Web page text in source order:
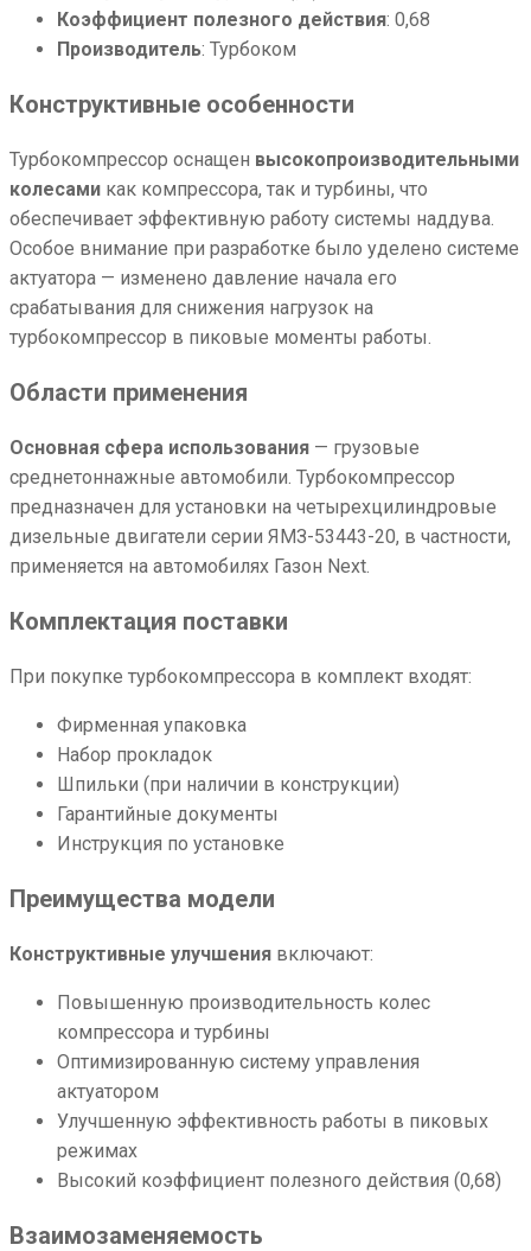
Коэффициент полезного действия: 0,68
Производитель: Турбоком
Конструктивные особенности
Турбокомпрессор оснащен высокопроизводительными
колесами как компрессора, так и турбины, что
обеспечивает эффективную работу системы наддува.
Особое внимание при разработке было уделено системе
актуатора — изменено давление начала его
срабатывания для снижения нагрузок на
турбокомпрессор в пиковые моменты работы.
Области применения
Основная сфера использования — грузовые
среднетоннажные автомобили. Турбокомпрессор
предназначен для установки на четырехцилиндровые
дизельные двигатели серии ЯМЗ-53443-20, в частности,
применяется на автомобилях Газон Next.
Комплектация поставки
При покупке турбокомпрессора в комплект входят:
Фирменная упаковка
Набор прокладок
Шпильки (при наличии в конструкции)
Гарантийные документы
Инструкция по установке
Преимущества модели
Конструктивные улучшения включают:
Повышенную производительность колес
компрессора и турбины
Оптимизированную систему управления
актуатором
Улучшенную эффективность работы в пиковых
режимах
Высокий коэффициент полезного действия (0,68)
Взаимозаменяемость